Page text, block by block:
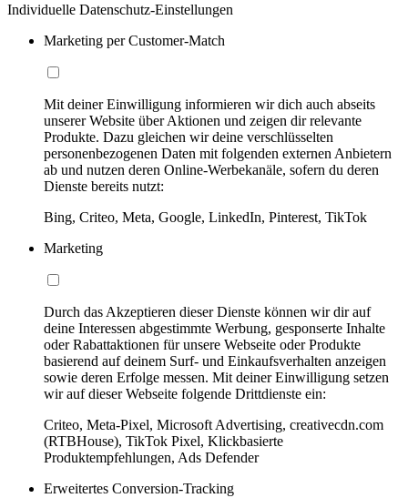
Individuelle Datenschutz-Einstellungen
Marketing per Customer-Match
Mit deiner Einwilligung informieren wir dich auch abseits
unserer Website über Aktionen und zeigen dir relevante
Produkte. Dazu gleichen wir deine verschlüsselten
personenbezogenen Daten mit folgenden externen Anbietern
ab und nutzen deren Online-Werbekanäle, sofern du deren
Dienste bereits nutzt:
Bing, Criteo, Meta, Google, LinkedIn, Pinterest, TikTok
Marketing
Durch das Akzeptieren dieser Dienste können wir dir auf
deine Interessen abgestimmte Werbung, gesponserte Inhalte
oder Rabattaktionen für unsere Webseite oder Produkte
basierend auf deinem Surf- und Einkaufsverhalten anzeigen
sowie deren Erfolge messen. Mit deiner Einwilligung setzen
wir auf dieser Webseite folgende Drittdienste ein:
Criteo, Meta-Pixel, Microsoft Advertising, creativecdn.com
(RTBHouse), TikTok Pixel, Klickbasierte
Produktempfehlungen, Ads Defender
Erweitertes Conversion-Tracking